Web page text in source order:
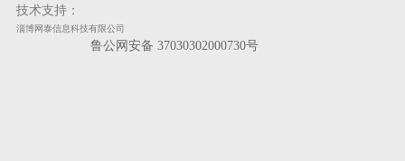
技术支持：
淄博网泰信息科技有限公司
鲁公网安备 37030302000730号